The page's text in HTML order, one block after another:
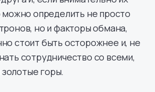
можно определить не просто
но и факторы обмана,
стоит быть осторожнее и, не
сотрудничество со всеми,
горы.